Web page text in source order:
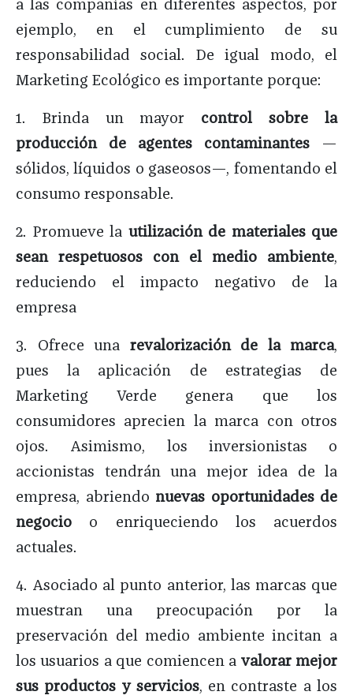
a las compañías en diferentes aspectos, por
ejemplo, en el cumplimiento de su
responsabilidad social. De igual modo, el
Marketing Ecológico es importante porque:
1. Brinda un mayor control sobre la
producción de agentes contaminantes —
sólidos, líquidos o gaseosos—, fomentando el
consumo responsable.
2. Promueve la utilización de materiales que
sean respetuosos con el medio ambiente,
reduciendo el impacto negativo de la
empresa
3. Ofrece una revalorización de la marca,
pues la aplicación de estrategias de
Marketing Verde genera que los
consumidores aprecien la marca con otros
ojos. Asimismo, los inversionistas o
accionistas tendrán una mejor idea de la
empresa, abriendo nuevas oportunidades de
negocio o enriqueciendo los acuerdos
actuales.
4. Asociado al punto anterior, las marcas que
muestran una preocupación por la
preservación del medio ambiente incitan a
los usuarios a que comiencen a valorar mejor
sus productos y servicios, en contraste a los